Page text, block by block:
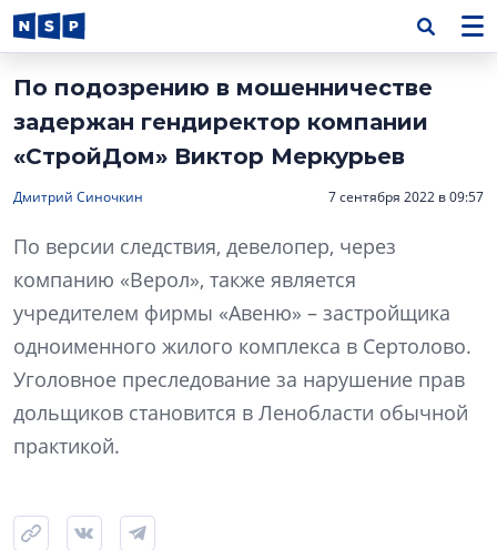
По подозрению в мошенничестве
задержан гендиректор компании
«СтройДом» Виктор Меркурьев
Дмитрий Синочкин 7 сентября 2022 в 09:57
По версии следствия, девелопер, через
компанию «Верол», также является
учредителем фирмы «Авеню» – застройщика
одноименного жилого комплекса в Сертолово.
Уголовное преследование за нарушение прав
дольщиков становится в Ленобласти обычной
практикой.